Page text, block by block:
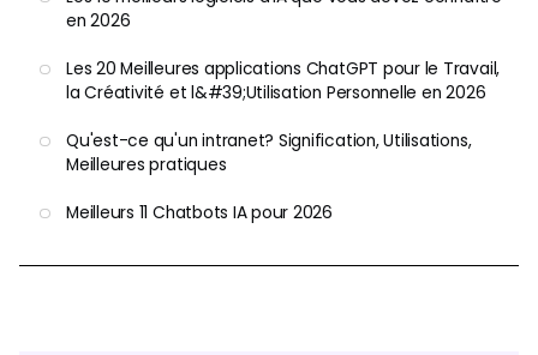
en 2026
Les 20 Meilleures applications ChatGPT pour le Travail,
la Créativité et l&#39;Utilisation Personnelle en 2026
Qu'est-ce qu'un intranet? Signification, Utilisations,
Meilleures pratiques
Meilleurs 11 Chatbots IA pour 2026